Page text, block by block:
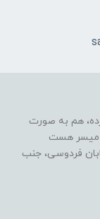
آغاز کرده، هم به صورت
میسر هست
فردوسی، جنب